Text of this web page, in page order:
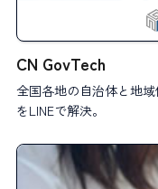
CN GovTech
全国各地の自治体と地
をLINEで解決。